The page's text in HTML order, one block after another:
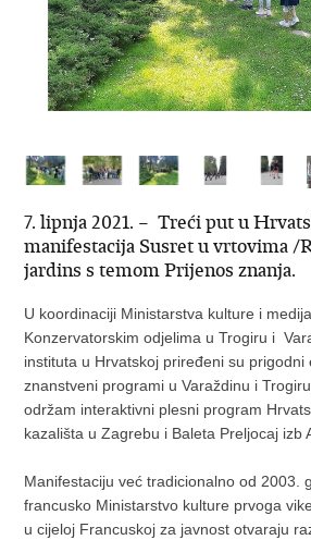
7. lipnja 2021. – Treći put u
manifestacija Susret u vrtovima /
jardins s temom Prijenos znanja.
U koordinaciji Ministarstva kulture i
Konzervatorskim odjelima u Trogiru i
instituta u Hrvatskoj priređeni su prigodni
znanstveni programi u Varaždinu i
održam interaktivni plesni program
kazališta u Zagrebu i Baleta Preljocaj izb
Manifestaciju već tradicionalno od 2003.
francusko Ministarstvo kulture prvoga
u cijeloj Francuskoj za javnost otvaraju